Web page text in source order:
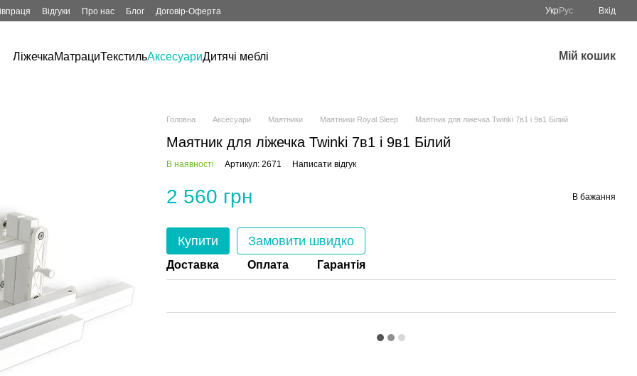
Відгуки Про нас Блог Договір-Оферта Укр Рус Вхід
ЛіжечкаМатрациТекстильАксесуариДитячі меблі Мій кошик
Головна Аксесуари Маятники Маятники Royal Sleep Маятник для ліжечка Twinki 7в1 і 9в1 Білий
Маятник для ліжечка Twinki 7в1 і 9в1 Білий
В наявності Артикул: 2671 Написати відгук
2 560 грн В бажання
Купити Замовити швидко
Доставка Оплата Гарантія